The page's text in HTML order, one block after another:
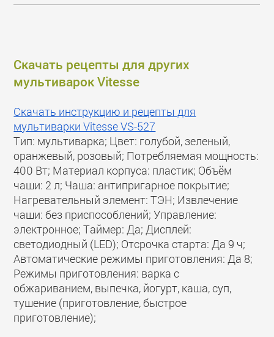
Скачать рецепты для других
мультиварок Vitesse
Скачать инструкцию и рецепты для
мультиварки Vitesse VS-527
Тип: мультиварка; Цвет: голубой, зеленый,
оранжевый, розовый; Потребляемая мощность:
400 Вт; Материал корпуса: пластик; Объём
чаши: 2 л; Чаша: антипригарное покрытие;
Нагревательный элемент: ТЭН; Извлечение
чаши: без приспособлений; Управление:
электронное; Таймер: Да; Дисплей:
светодиодный (LED); Отсрочка старта: Да 9 ч;
Автоматические режимы приготовления: Да 8;
Режимы приготовления: варка с
обжариванием, выпечка, йогурт, каша, суп,
тушение (приготовление, быстрое
приготовление);